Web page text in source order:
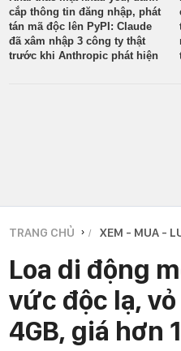
cắp thông tin đăng nhập, phát
tán mã độc lên PyPI: Claude
đã xâm nhập 3 công ty thật
trước khi Anthropic phát hiện
TRANG CHỦ › XEM - MUA -
Loa di động
vức độc lạ,
4GB, giá hơn